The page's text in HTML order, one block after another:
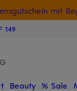
mit
149
Beauty % Sale